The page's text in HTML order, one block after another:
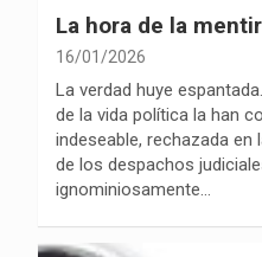
La hora de la
16/01/2026
La verdad huye
de la vida política la han
indeseable, rechazada
de los despachos
ignominiosamente…